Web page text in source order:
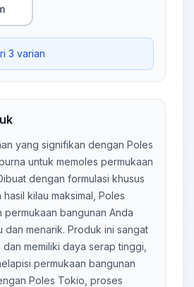
3 varian
yang signifikan dengan Poles
untuk memoles permukaan
dengan formulasi khusus
kilau maksimal, Poles
permukaan bangunan Anda
dan menarik. Produk ini sangat
memiliki daya serap tinggi,
permukaan bangunan
Poles Tokio, proses